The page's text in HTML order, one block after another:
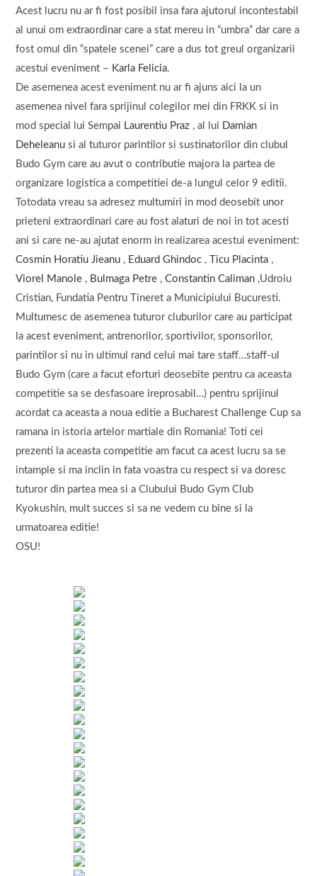
Acest lucru nu ar fi fost posibil insa fara ajutorul incontestabil
al unui om extraordinar care a stat mereu in “umbra” dar care a
fost omul din “spatele scenei” care a dus tot greul organizarii
acestui eveniment – Karla Felicia.
De asemenea acest eveniment nu ar fi ajuns aici la un
asemenea nivel fara sprijinul colegilor mei din FRKK si in
mod special lui Sempai Laurentiu Praz , al lui Damian
Deheleanu si al tuturor parintilor si sustinatorilor din clubul
Budo Gym care au avut o contributie majora la partea de
organizare logistica a competitiei de-a lungul celor 9 editii.
Totodata vreau sa adresez multumiri in mod deosebit unor
prieteni extraordinari care au fost alaturi de noi in tot acesti
ani si care ne-au ajutat enorm in realizarea acestui eveniment:
Cosmin Horatiu Jieanu , Eduard Ghindoc , Ticu Placinta ,
Viorel Manole , Bulmaga Petre ,Constantin Caliman ,Udroiu
Cristian, Fundatia Pentru Tineret a Municipiului Bucuresti.
Multumesc de asemenea tuturor cluburilor care au participat
la acest eveniment, antrenorilor, sportivilor, sponsorilor,
parintilor si nu in ultimul rand celui mai tare staff…staff-ul
Budo Gym (care a facut eforturi deosebite pentru ca aceasta
competitie sa se desfasoare ireprosabil…) pentru sprijinul
acordat ca aceasta a noua editie a Bucharest Challenge Cup sa
ramana in istoria artelor martiale din Romania! Toti cei
prezenti la aceasta competitie am facut ca acest lucru sa se
intample si ma inclin in fata voastra cu respect si va doresc
tuturor din partea mea si a Clubului Budo Gym Club
Kyokushin, mult succes si sa ne vedem cu bine si la
urmatoarea editie!
OSU!